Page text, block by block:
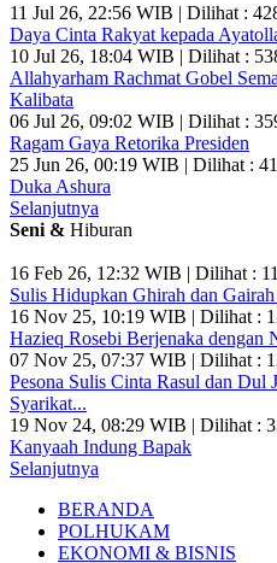
11 Jul 26, 22:56 WIB | Dilihat :
Daya Cinta Rakyat kepada
10 Jul 26, 18:04 WIB | Dilihat :
Allahyarham Rachmat Gobel
Kalibata
06 Jul 26, 09:02 WIB | Dilihat :
Ragam Gaya Retorika Presiden
25 Jun 26, 00:19 WIB | Dilihat :
Duka Ashura
Selanjutnya
Seni & Hiburan
16 Feb 26, 12:32 WIB | Dilihat :
Sulis Hidupkan Ghirah dan
16 Nov 25, 10:19 WIB | Dilihat :
Hazieq Rosebi Berjenaka dengan
07 Nov 25, 07:37 WIB | Dilihat :
Pesona Sulis Cinta Rasul dan Dul
Syarikat...
19 Nov 24, 08:29 WIB | Dilihat :
Kanyaah Indung Bapak
Selanjutnya
BERANDA
POLHUKAM
EKONOMI & BISNIS